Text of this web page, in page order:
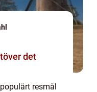
det
resmål